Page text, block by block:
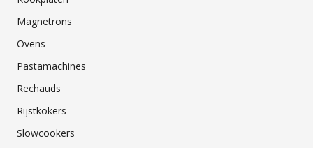
Magnetrons
Ovens
Pastamachines
Rechauds
Rijstkokers
Slowcookers